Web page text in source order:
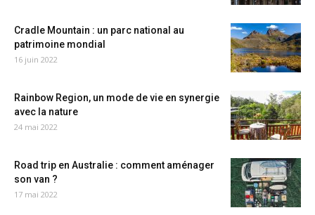
Cradle Mountain : un parc national au
patrimoine mondial
16 juin 2022
Rainbow Region, un mode de vie en synergie
avec la nature
24 mai 2022
Road trip en Australie : comment aménager
son van ?
17 mai 2022